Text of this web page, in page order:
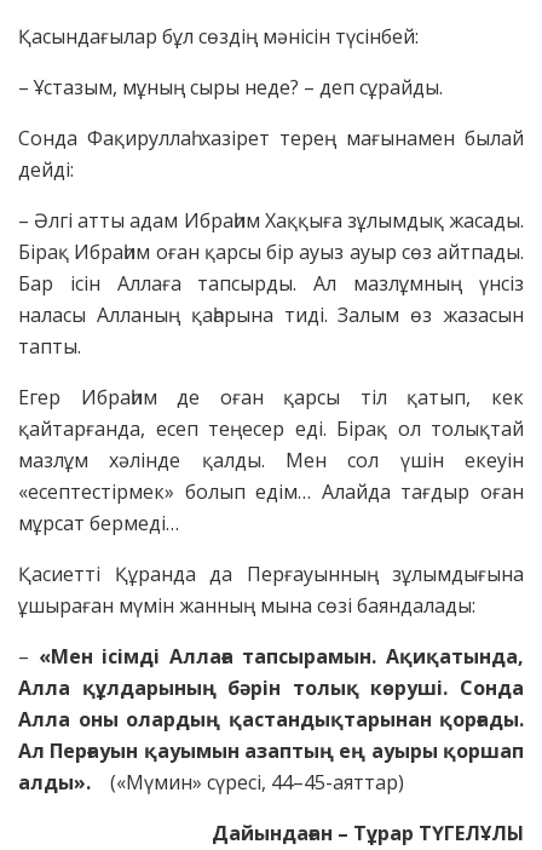
Қасындағылар бұл сөздің мәнісін түсінбей:
– Ұстазым, мұның сыры неде? – деп сұрайды.
Сонда Фақируллаһ хазірет терең мағынамен былай
дейді:
– Әлгі атты адам Ибраһим Хаққыға зұлымдық жасады.
Бірақ Ибраһим оған қарсы бір ауыз ауыр сөз айтпады.
Бар ісін Аллаға тапсырды. Ал мазлұмның үнсіз
наласы Алланың қаһарына тиді. Залым өз жазасын
тапты.
Егер Ибраһим де оған қарсы тіл қатып, кек
қайтарғанда, есеп теңесер еді. Бірақ ол толықтай
мазлұм хәлінде қалды. Мен сол үшін екеуін
«есептестірмек» болып едім… Алайда тағдыр оған
мұрсат бермеді…
Қасиетті Құранда да Перғауынның зұлымдығына
ұшыраған мүмін жанның мына сөзі баяндалады:
– «Мен ісімді Аллаға тапсырамын. Ақиқатында,
Алла құлдарының бәрін толық көруші. Сонда
Алла оны олардың қастандықтарынан қорғады.
Ал Перғауын қауымын азаптың ең ауыры қоршап
алды». («Мүмин» сүресі, 44–45-аяттар)
Дайындаған – Тұрар ТҮГЕЛҰЛЫ